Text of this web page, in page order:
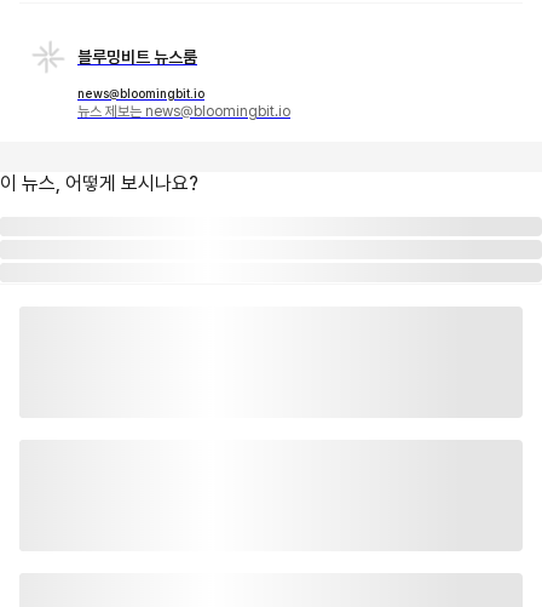
블루밍비트 뉴스룸
news@bloomingbit.io
뉴스 제보는 news@bloomingbit.io
이 뉴스, 어떻게 보시나요?